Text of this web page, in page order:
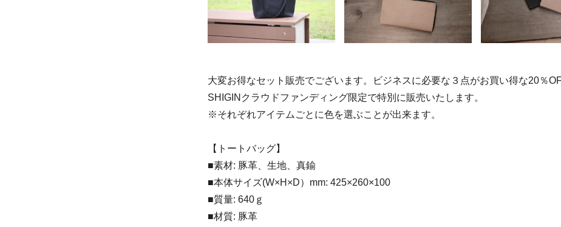
大変お得なセット販売でございます。ビジネスに必要な３点がお買い得な20％
SHIGINクラウドファンディング限定で特別に販売いたします。
※それぞれアイテムごとに色を選ぶことが出来ます。
【トートバッグ】
■素材: 豚革、生地、真鍮
■本体サイズ(W×H×D）mm: 425×260×100
■質量: 640ｇ
■材質: 豚革